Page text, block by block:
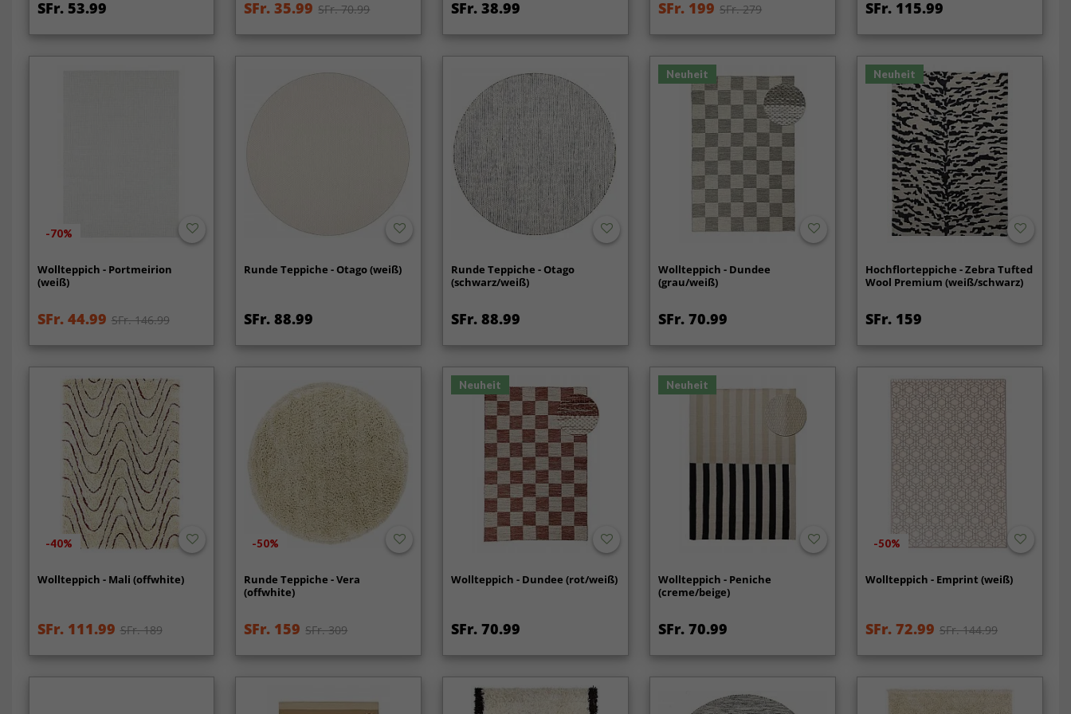
SFr. 53.99 SFr. 35.99 SFr. 70.99 SFr. 38.99 SFr. 199 SFr. 279 SFr. 115.99
-70%
Wollteppich - Portmeirion
(weiß)
SFr. 44.99 SFr. 146.99
Runde Teppiche - Otago (weiß)
SFr. 88.99
Runde Teppiche - Otago
(schwarz/weiß)
SFr. 88.99
Neuheit
Wollteppich - Dundee
(grau/weiß)
SFr. 70.99
Neuheit
Hochflorteppiche - Zebra Tufted
Wool Premium (weiß/schwarz)
SFr. 159
-40%
Wollteppich - Mali (offwhite)
SFr. 111.99 SFr. 189
-50%
Runde Teppiche - Vera
(offwhite)
SFr. 159 SFr. 309
Neuheit
Wollteppich - Dundee (rot/weiß)
SFr. 70.99
Neuheit
Wollteppich - Peniche
(creme/beige)
SFr. 70.99
-50%
Wollteppich - Emprint (weiß)
SFr. 72.99 SFr. 144.99